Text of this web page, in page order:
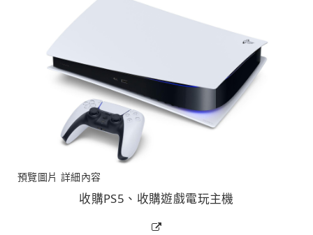
預覽圖片 詳細內容
收購PS5、收購遊戲電玩主機